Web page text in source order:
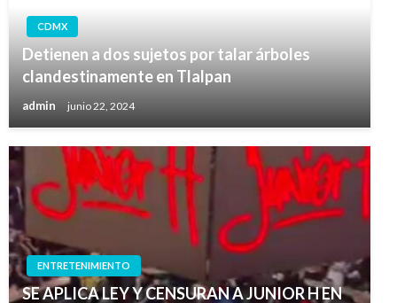
CDMX
Detienen a dos sujetos por talar árboles
clandestinamente en Tlalpan
admin junio 22, 2024
ENTRETENIMIENTO
SE APLICA LEY Y CENSURAN A JUNIOR H EN